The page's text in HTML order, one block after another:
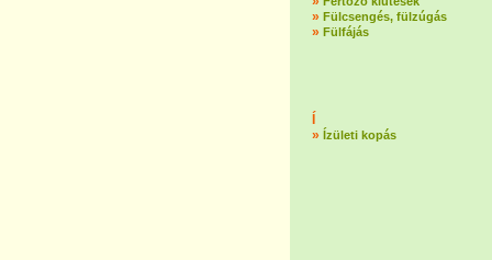
» Fülcsengés, fülzúgás
» Fülfájás
» Ízületi kopás